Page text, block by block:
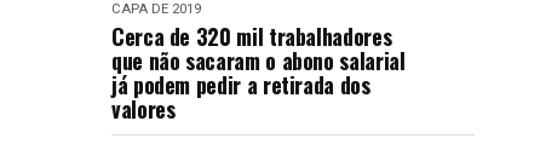
CAPA DE 2019
Cerca de 320 mil trabalhadores
que não sacaram o abono salarial
já podem pedir a retirada dos
valores